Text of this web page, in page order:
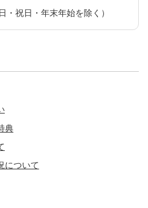
・祝日・年末年始を除く）
典
について